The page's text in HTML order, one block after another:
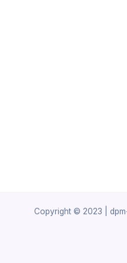
Copyright © 2023 |